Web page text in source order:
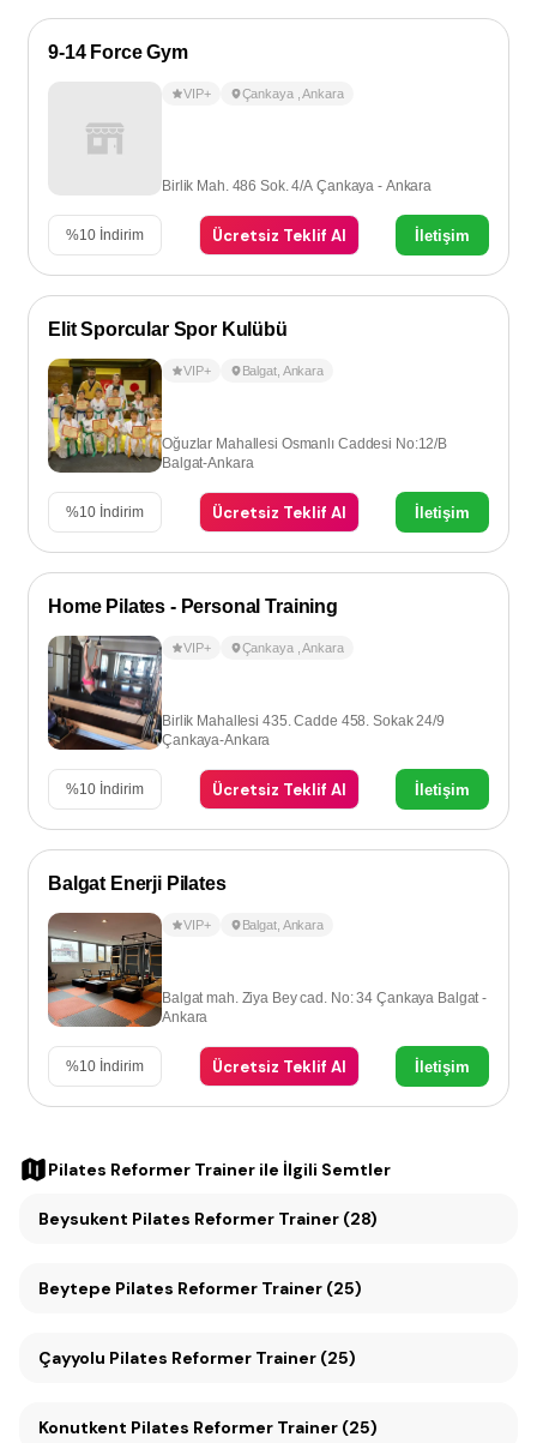
9-14 Force Gym
VIP+ Çankaya ,Ankara
Birlik Mah. 486 Sok. 4/A Çankaya - Ankara
%10 İndirim Ücretsiz Teklif Al İletişim
Elit Sporcular Spor Kulübü
VIP+ Balgat, Ankara
Oğuzlar Mahallesi Osmanlı Caddesi No:12/B
Balgat-Ankara
%10 İndirim Ücretsiz Teklif Al İletişim
Home Pilates - Personal Training
VIP+ Çankaya ,Ankara
Birlik Mahallesi 435. Cadde 458. Sokak 24/9
Çankaya-Ankara
%10 İndirim Ücretsiz Teklif Al İletişim
Balgat Enerji Pilates
VIP+ Balgat, Ankara
Balgat mah. Ziya Bey cad. No: 34 Çankaya Balgat -
Ankara
%10 İndirim Ücretsiz Teklif Al İletişim
Pilates Reformer Trainer ile İlgili Semtler
Beysukent Pilates Reformer Trainer (28)
Beytepe Pilates Reformer Trainer (25)
Çayyolu Pilates Reformer Trainer (25)
Konutkent Pilates Reformer Trainer (25)